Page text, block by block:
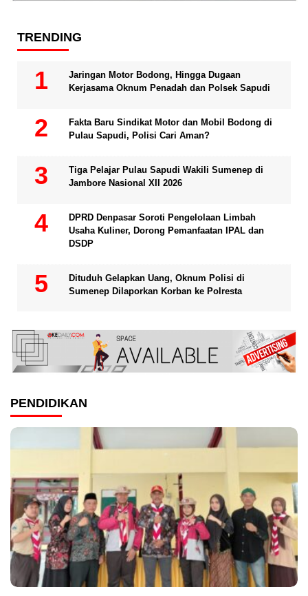
TRENDING
Jaringan Motor Bodong, Hingga Dugaan
Kerjasama Oknum Penadah dan Polsek Sapudi
Fakta Baru Sindikat Motor dan Mobil Bodong di
Pulau Sapudi, Polisi Cari Aman?
Tiga Pelajar Pulau Sapudi Wakili Sumenep di
Jambore Nasional XII 2026
DPRD Denpasar Soroti Pengelolaan Limbah
Usaha Kuliner, Dorong Pemanfaatan IPAL dan
DSDP
Dituduh Gelapkan Uang, Oknum Polisi di
Sumenep Dilaporkan Korban ke Polresta
PENDIDIKAN